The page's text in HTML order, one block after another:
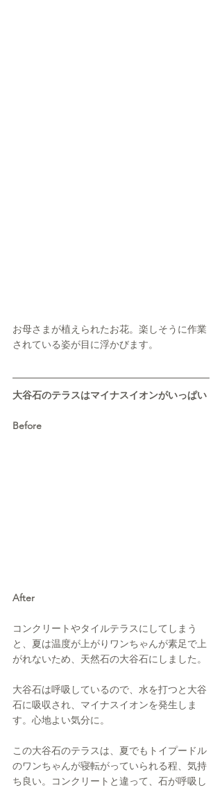
お母さまが植えられたお花。楽しそうに作業
されている姿が目に浮かびます。
大谷石のテラスはマイナスイオンがいっぱい
Before
After
コンクリートやタイルテラスにしてしまう
と、夏は温度が上がりワンちゃんが素足で上
がれないため、天然石の大谷石にしました。
大谷石は呼吸しているので、水を打つと大谷
石に吸収され、マイナスイオンを発生しま
す。心地よい気分に。
この大谷石のテラスは、夏でもトイプードル
のワンちゃんが寝転がっていられる程、気持
ち良い。コンクリートと違って、石が呼吸し